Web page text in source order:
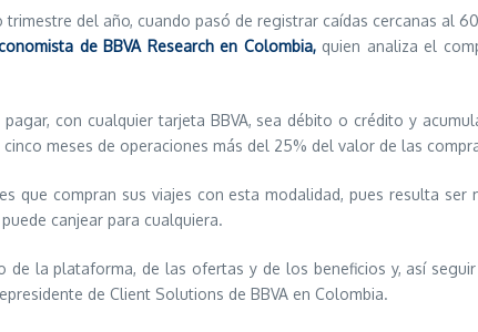
del año, cuando pasó de registrar caídas cercanas al
de BBVA Research en Colombia, quien analiza el
con cualquier tarjeta BBVA, sea débito o crédito y
meses de operaciones más del 25% del valor de las
que compran sus viajes con esta modalidad, pues resulta
canjear para cualquiera.
la plataforma, de las ofertas y de los beneficios y, así
de Client Solutions de BBVA en Colombia.